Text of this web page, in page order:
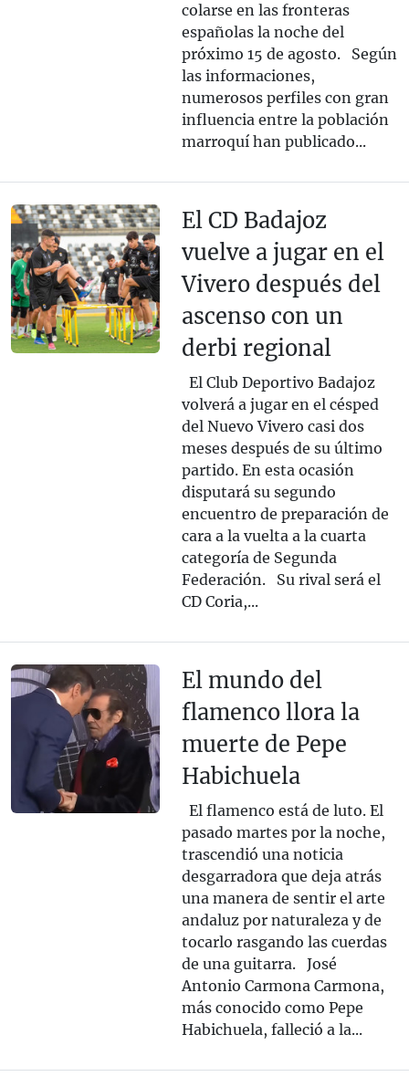
colarse en las fronteras
españolas la noche del
próximo 15 de agosto. Según
las informaciones,
numerosos perfiles con gran
influencia entre la población
marroquí han publicado...
El CD Badajoz
vuelve a jugar en el
Vivero después del
ascenso con un
derbi regional
El Club Deportivo Badajoz
volverá a jugar en el césped
del Nuevo Vivero casi dos
meses después de su último
partido. En esta ocasión
disputará su segundo
encuentro de preparación de
cara a la vuelta a la cuarta
categoría de Segunda
Federación. Su rival será el
CD Coria,...
El mundo del
flamenco llora la
muerte de Pepe
Habichuela
El flamenco está de luto. El
pasado martes por la noche,
trascendió una noticia
desgarradora que deja atrás
una manera de sentir el arte
andaluz por naturaleza y de
tocarlo rasgando las cuerdas
de una guitarra. José
Antonio Carmona Carmona,
más conocido como Pepe
Habichuela, falleció a la...